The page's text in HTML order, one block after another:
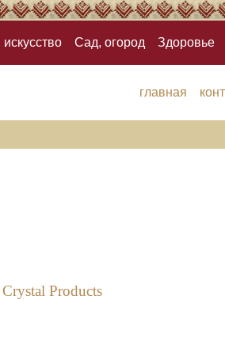
искусство Сад, огород Здоровье
главная
Products